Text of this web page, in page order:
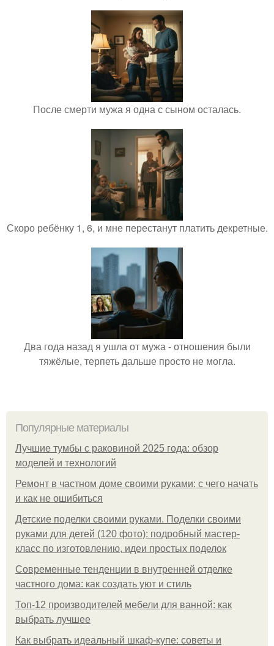
После смерти мужа я одна с сыном осталась.
Скоро ребёнку 1, 6, и мне перестанут платить декретные.
Два года назад я ушла от мужа - отношения были
тяжёлые, терпеть дальше просто не могла.
Популярные материалы
Лучшие тумбы с раковиной 2025 года: обзор
моделей и технологий
Ремонт в частном доме своими руками: с чего начать
и как не ошибиться
Детские поделки своими руками. Поделки своими
руками для детей (120 фото): подробный мастер-
класс по изготовлению, идеи простых поделок
Современные тенденции в внутренней отделке
частного дома: как создать уют и стиль
Топ-12 производителей мебели для ванной: как
выбрать лучшее
Как выбрать идеальный шкаф-купе: советы и